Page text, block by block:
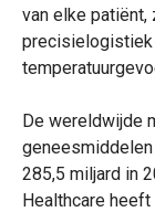
van elke patiënt,
precisielogistiek
De wereldwijde
285,5 miljard in
Healthcare